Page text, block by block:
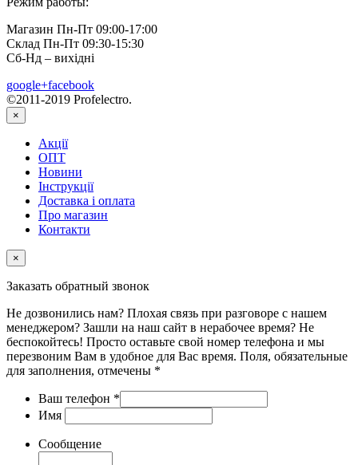
Магазин Пн-Пт 09:00-17:00
Склад Пн-Пт 09:30-15:30
Сб-Нд – вихідні
google+facebook
©2011-2019 Profelectro.
×
Акції
ОПТ
Новини
Інструкції
Доставка і оплата
Про магазин
Контакти
×
Заказать обратный звонок
Не дозвонились нам? Плохая связь при разговоре с нашем
менеджером? Зашли на наш сайт в нерабочее время? Не
беспокойтесь! Просто оставьте свой номер телефона и мы
перезвоним Вам в удобное для Вас время. Поля, обязательные
для заполнения, отмечены *
Ваш телефон *
Имя
Сообщение